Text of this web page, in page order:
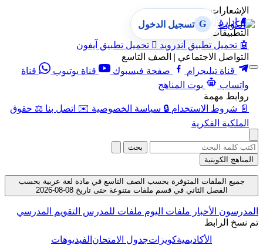
الإشعارات
🔔 إدارة الإشعارات
التطبيقات
🤖 تحميل تطبيق أندرويد  تحميل تطبيق آيفون
التواصل الاجتماعي | الصف التاسع
قناة تيليجرام
صفحة فيسبوك قناة يوتيوب
قناة
واتساب
بوت المناهج
روابط مهمة
📄 شروط الاستخدام 🔒 سياسة الخصوصية ✉️ اتصل بنا ⚖️ حقوق
الملكية الفكرية
G تسجيل الدخول
بحث
المناهج الكويتية
جميع الملفات المتوفرة بحسب الصف التاسع في مادة لغة عربية بحسب
الفصل الثاني في قسم ملفات متنوعة حتى تاريخ 08-08-2026
المدرسون الأخبار ملفات اليوم ملفات للمدرس التقويم المدرسي
تم نسخ الرابط
الأكاديميةكويزاتجدول الامتحانالفيديوهات